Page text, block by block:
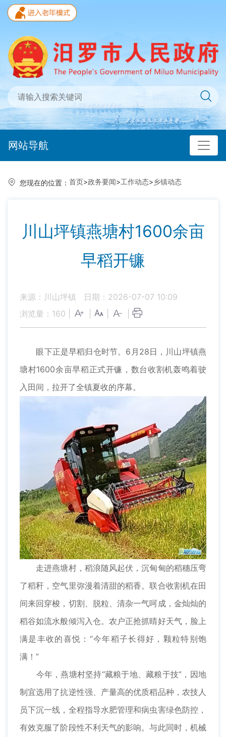
网站导航
您现在的位置： 首页>政务要闻>工作动态>乡镇动态
川山坪镇燕塘村1600余亩
早稻开镰
来源：川山坪镇
日期：2026-07-07 10:09
浏览量： 160
眼下正是早稻归仓时节。6月28日，川山坪镇燕
塘村1600余亩早稻正式开镰，数台收割机轰鸣着驶
入田间，拉开了全镇夏收的序幕。
走进燕塘村，稻浪随风起伏，沉甸甸的稻穗压弯
了稻秆，空气里弥漫着清甜的稻香。联合收割机在田
间来回穿梭，切割、脱粒、清杂一气呵成，金灿灿的
稻谷如流水般倾泻入仓。农户正抢抓晴好天气，脸上
满是丰收的喜悦：“今年稻子长得好，颗粒特别饱
满！”
今年，燕塘村坚持“藏粮于地、藏粮于技”，因地
制宜选用了抗逆性强、产量高的优质稻品种，农技人
员下沉一线，全程指导水肥管理和病虫害绿色防控，
有效克服了阶段性不利天气的影响。与此同时，机械